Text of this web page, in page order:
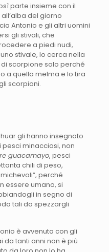
parte insieme con il
del giorno
Antonio e gli altri uomini
gli stivali, che
a piedi nudi,
stivale, lo cerca nella
scorpione solo perché
a quella melma e lo tira
scorpioni.
gli hanno insegnato
minacciosi, non
guacamayo, pesci
chili di peso,
perché
essere umano, si
in segno di
tali da spezzargli
è avvenuta con gli
da tanti anni non è più